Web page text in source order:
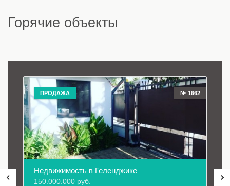
Горячие объекты
ПРОДАЖА № 1662
Недвижимость в Геленджике
150.000.000 руб.